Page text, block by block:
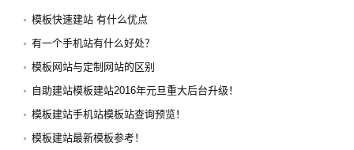
模板快速建站 有什么优点
有一个手机站有什么好处？
模板网站与定制网站的区别
自助建站模板建站2016年元旦重大后台升级！
模板建站手机站模板站查询预览！
模板建站最新模板参考！